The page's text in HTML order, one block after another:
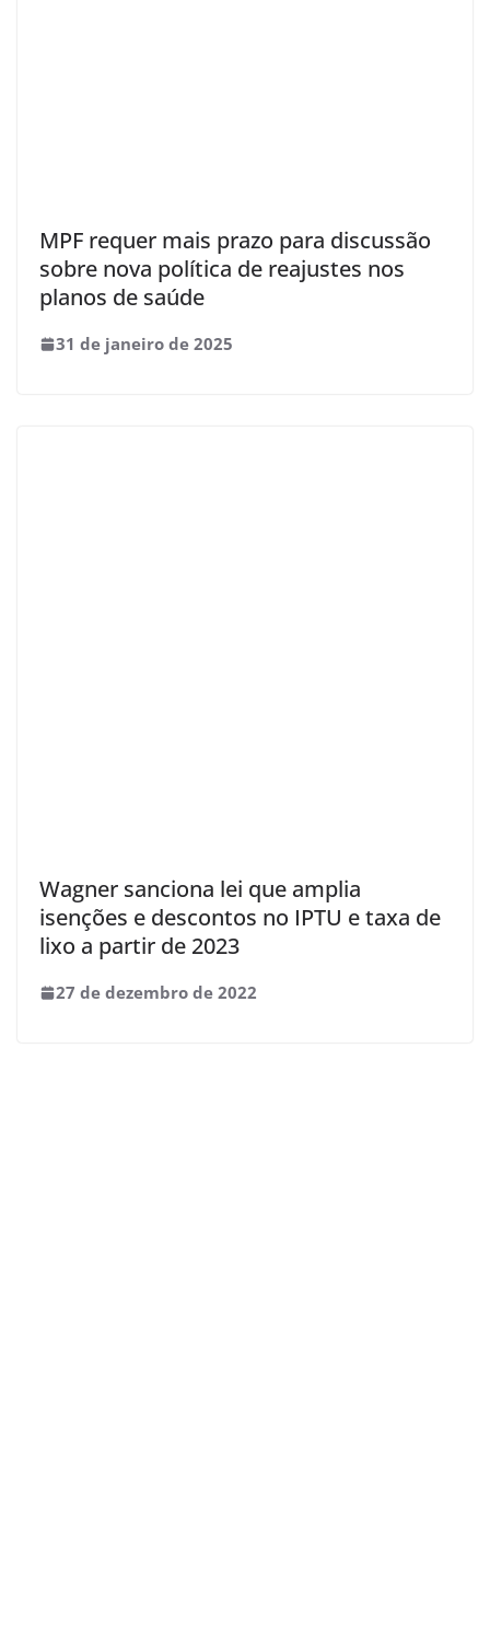
MPF requer mais prazo para discussão
sobre nova política de reajustes nos
planos de saúde
31 de janeiro de 2025
Wagner sanciona lei que amplia
isenções e descontos no IPTU e taxa de
lixo a partir de 2023
27 de dezembro de 2022